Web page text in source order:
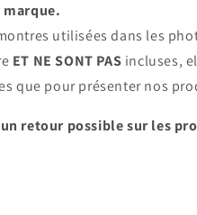
marque.
utilisées dans les
ET NE SONT PAS incluses,
que pour présenter nos
retour possible sur les